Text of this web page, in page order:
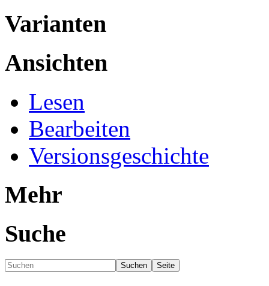
Varianten
Ansichten
Lesen
Bearbeiten
Versionsgeschichte
Mehr
Suche